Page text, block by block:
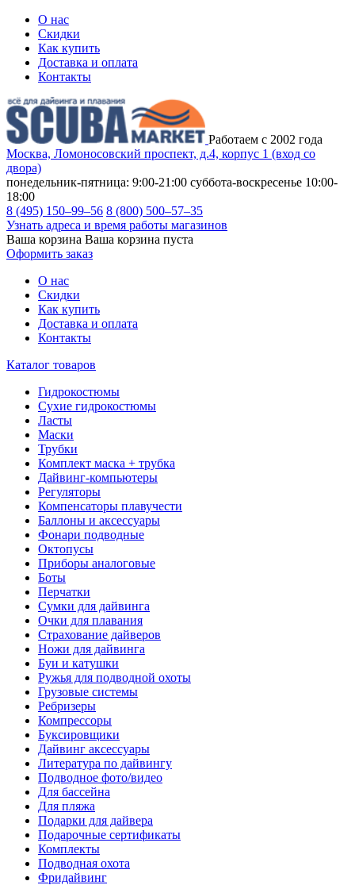
О нас
Скидки
Как купить
Доставка и оплата
Контакты
Работаем с 2002 года
Москва, Ломоносовский проспект, д.4, корпус 1 (вход со
двора)
понедельник-пятница: 9:00-21:00 суббота-воскресенье 10:00-
18:00
8 (495) 150–99–56 8 (800) 500–57–35
Узнать адреса и время работы магазинов
Ваша корзина Ваша корзина пуста
Оформить заказ
О нас
Скидки
Как купить
Доставка и оплата
Контакты
Каталог товаров
Гидрокостюмы
Сухие гидрокостюмы
Ласты
Маски
Трубки
Комплект маска + трубка
Дайвинг-компьютеры
Регуляторы
Компенсаторы плавучести
Баллоны и аксессуары
Фонари подводные
Октопусы
Приборы аналоговые
Боты
Перчатки
Сумки для дайвинга
Очки для плавания
Страхование дайверов
Ножи для дайвинга
Буи и катушки
Ружья для подводной охоты
Грузовые системы
Ребризеры
Компрессоры
Буксировщики
Дайвинг аксессуары
Литература по дайвингу
Подводное фото/видео
Для бассейна
Для пляжа
Подарки для дайвера
Подарочные сертификаты
Комплекты
Подводная охота
Фридайвинг